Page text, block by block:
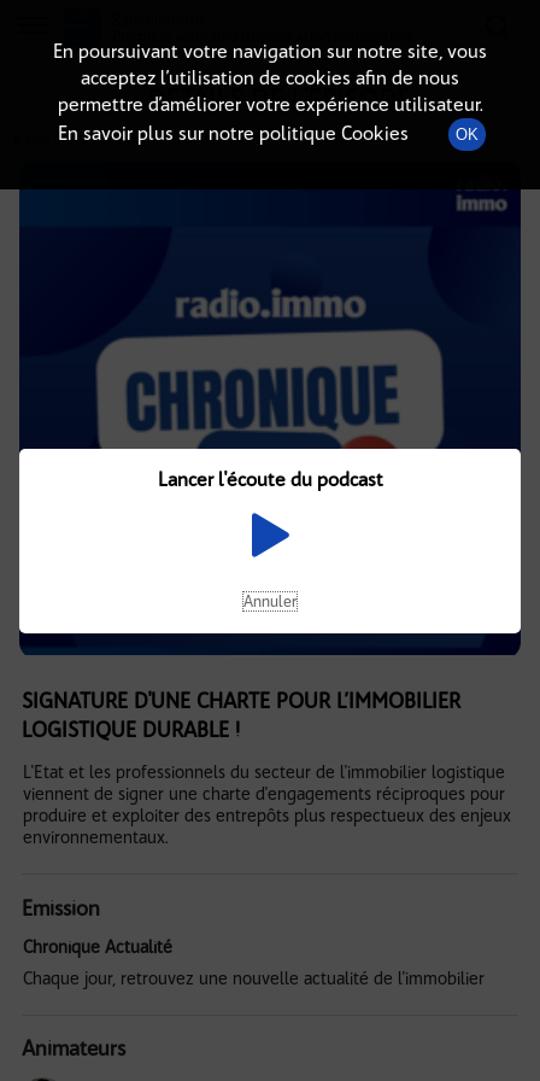
DÉTAILS DE L'ÉPISODE
6 août 2021 à 4h02, durée : 1 minute
SIGNATURE D'UNE CHARTE POUR L’IMMOBILIER
LOGISTIQUE DURABLE !
L'Etat et les professionnels du secteur de l'immobilier logistique
viennent de signer une charte d'engagements réciproques pour
produire et exploiter des entrepôts plus respectueux des enjeux
environnementaux.
Emission
Chronique Actualité
Chaque jour, retrouvez une nouvelle actualité de l'immobilier
Animateurs
En poursuivant votre navigation sur notre site, vous
acceptez l’utilisation de cookies afin de nous
permettre d’améliorer votre expérience utilisateur.
En savoir plus sur notre politique Cookies
OK
Lancer l'écoute du podcast
Annuler